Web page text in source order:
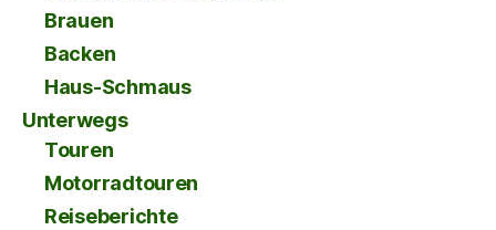
Brauen
Backen
Haus-Schmaus
Unterwegs
Touren
Motorradtouren
Reiseberichte